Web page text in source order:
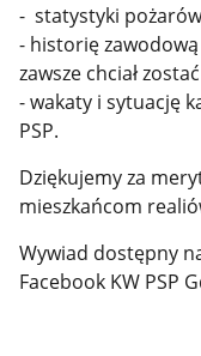
- statystyki
- historię
zawsze chciał
- wakaty i sytuację
PSP.
Dziękujemy za
mieszkańcom
Wywiad dostępny
Facebook KW PSP